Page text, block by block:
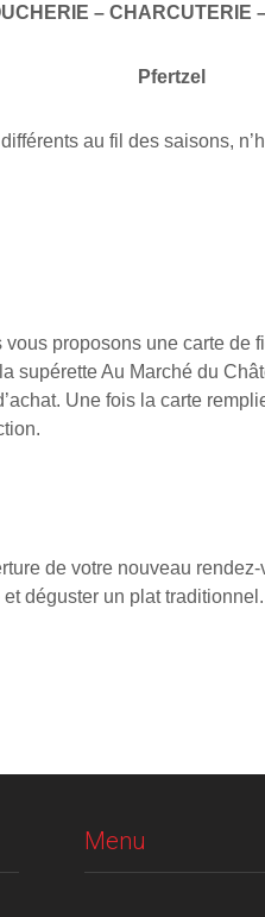
– CHARCUTERIE
Pfertzel
au fil des saisons,
vous proposons une carte de
supérette Au Marché du
Une fois la carte
de votre nouveau
et déguster un plat traditionnel.
Menu